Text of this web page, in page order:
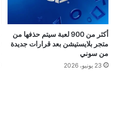
أكثر من 900 لعبة سيتم حذفها من
متجر بلايستيشن بعد قرارات جديدة
من سوني
23 يونيو، 2026